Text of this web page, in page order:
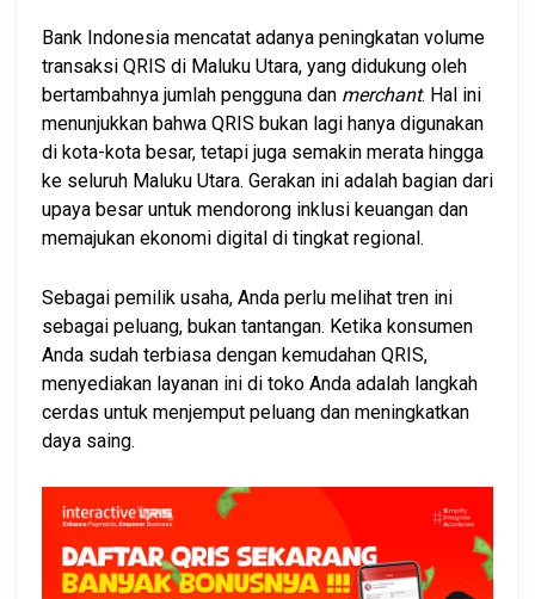
Bank Indonesia mencatat adanya peningkatan volume
transaksi QRIS di Maluku Utara, yang didukung oleh
bertambahnya jumlah pengguna dan merchant. Hal ini
menunjukkan bahwa QRIS bukan lagi hanya digunakan
di kota-kota besar, tetapi juga semakin merata hingga
ke seluruh Maluku Utara. Gerakan ini adalah bagian dari
upaya besar untuk mendorong inklusi keuangan dan
memajukan ekonomi digital di tingkat regional.
Sebagai pemilik usaha, Anda perlu melihat tren ini
sebagai peluang, bukan tantangan. Ketika konsumen
Anda sudah terbiasa dengan kemudahan QRIS,
menyediakan layanan ini di toko Anda adalah langkah
cerdas untuk menjemput peluang dan meningkatkan
daya saing.